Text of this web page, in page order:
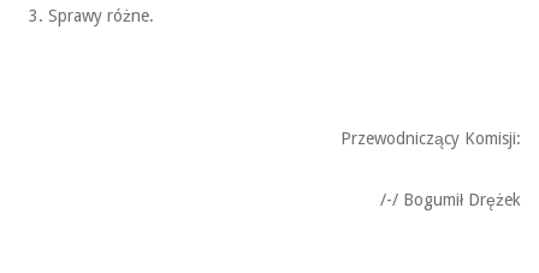
Sprawy różne.
Przewodniczący Komisji:
/-/ Bogumił Drężek